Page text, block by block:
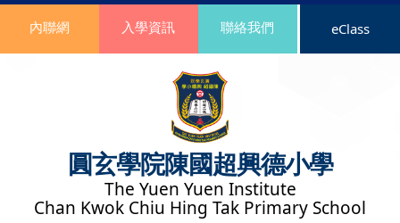
圓玄學院陳國超興德小學
The Yuen Yuen Institute
Chan Kwok Chiu Hing Tak Primary School
內聯網 入學資訊 聯絡我們 eClass